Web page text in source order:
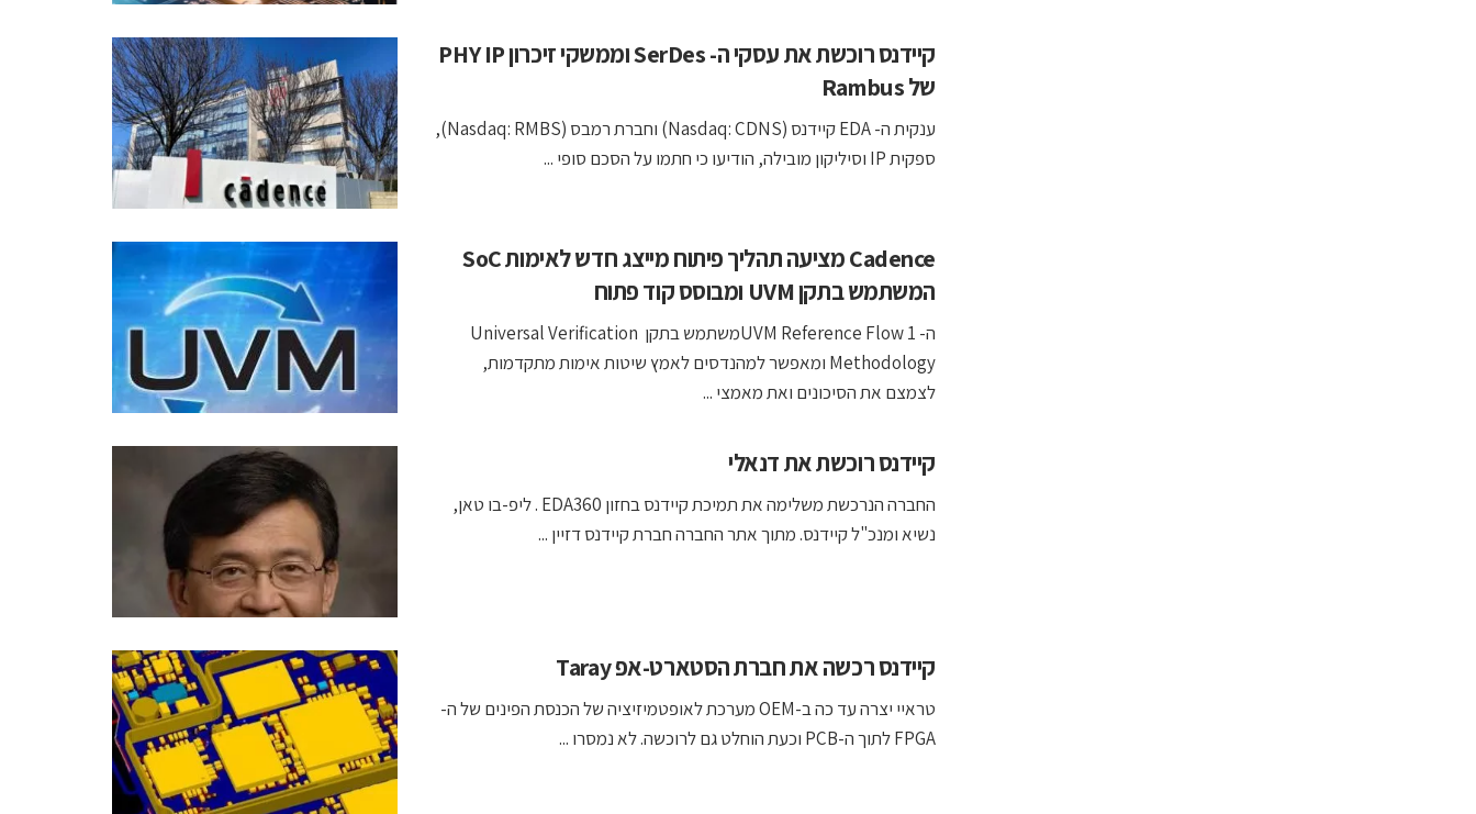
קיידנס רוכשת את עסקי ה- SerDes וממשקי זיכרון PHY IP
של Rambus
ענקית ה- EDA קיידנס (Nasdaq: CDNS) וחברת רמבס (Nasdaq: RMBS),
ספקית IP וסיליקון מובילה, הודיעו כי חתמו על הסכם סופי ...
Cadence מציעה תהליך פיתוח מייצג חדש לאימות SoC
המשתמש בתקן UVM ומבוסס קוד פתוח
ה- UVM Reference Flow 1משתמש בתקן Universal Verification
Methodology ומאפשר למהנדסים לאמץ שיטות אימות מתקדמות,
לצמצם את הסיכונים ואת מאמצי ...
קיידנס רוכשת את דנאלי
החברה הנרכשת משלימה את תמיכת קיידנס בחזון EDA360 . ליפ-בו טאן,
נשיא ומנכ"ל קיידנס. מתוך אתר החברה חברת קיידנס דזיין ...
קיידנס רכשה את חברת הסטארט-אפ Taray
טראיי יצרה עד כה ב-OEM מערכת לאופטמיזיציה של הכנסת הפינים של ה-
FPGA לתוך ה-PCB וכעת הוחלט גם לרוכשה. לא נמסרו ...